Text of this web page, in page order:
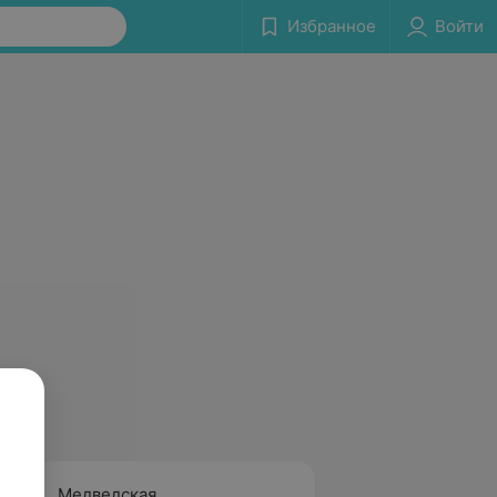
Избранное Войти